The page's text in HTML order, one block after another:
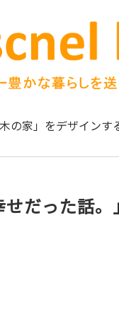
の家」をデザインす
だった話。」